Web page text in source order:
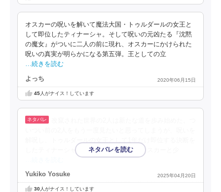
オスカーの呪いを解いて魔法大国・トゥルダールの女王と
して即位したティナーシャ。そして呪いの元凶たる『沈黙
の魔女』がついに二人の前に現れ、オスカーにかけられた
呪いの真実が明らかになる第五弾。王としての立
…続きを読む
よっち 2020年06月15日
45人がナイス！しています
したティナーシャに、すぐさま求婚したオスカーと少
Yukiko Yosuke 2025年04月20日
30人がナイス！しています